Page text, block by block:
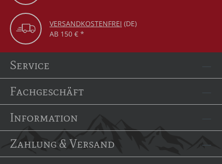
VERSANDKOSTENFREI (DE)
AB 150 € *
Service
Fachgeschäft
Information
Zahlung & Versand